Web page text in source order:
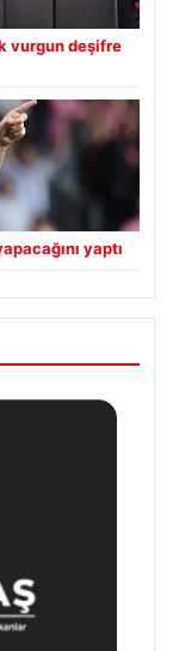
vurgun deşifre
yaptı